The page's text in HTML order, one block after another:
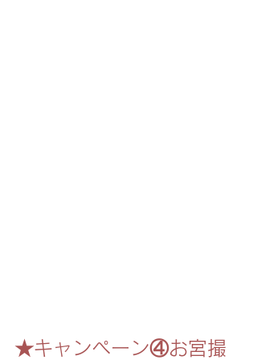
★キャンペーン④お宮撮